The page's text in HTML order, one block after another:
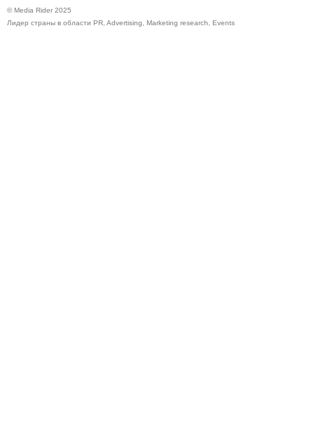
© Media Rider 2025
Лидер страны в области PR, Advertising, Marketing research, Events